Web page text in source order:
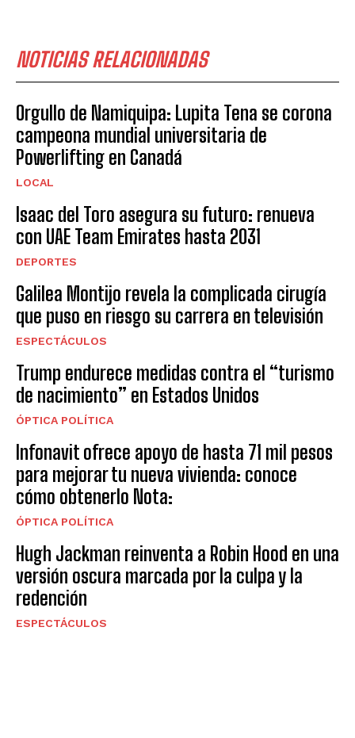
NOTICIAS RELACIONADAS
Orgullo de Namiquipa: Lupita Tena se corona
campeona mundial universitaria de
Powerlifting en Canadá
LOCAL
Isaac del Toro asegura su futuro: renueva
con UAE Team Emirates hasta 2031
DEPORTES
Galilea Montijo revela la complicada cirugía
que puso en riesgo su carrera en televisión
ESPECTÁCULOS
Trump endurece medidas contra el “turismo
de nacimiento” en Estados Unidos
ÓPTICA POLÍTICA
Infonavit ofrece apoyo de hasta 71 mil pesos
para mejorar tu nueva vivienda: conoce
cómo obtenerlo Nota:
ÓPTICA POLÍTICA
Hugh Jackman reinventa a Robin Hood en una
versión oscura marcada por la culpa y la
redención
ESPECTÁCULOS